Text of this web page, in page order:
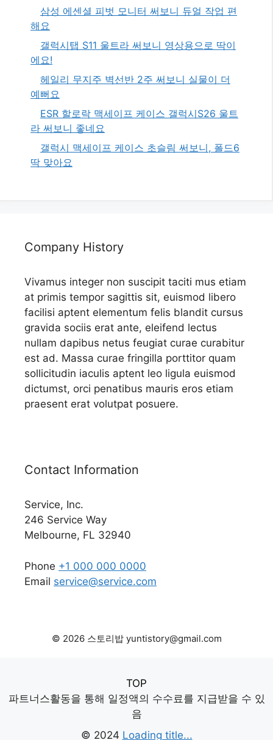
삼성 에센셜 피벗 모니터 써보니 듀얼 작업 편
해요
갤럭시탭 S11 울트라 써보니 영상용으로 딱이
에요!
헤일리 무지주 벽선반 2주 써보니 실물이 더
예뻐요
ESR 할로락 맥세이프 케이스 갤럭시S26 울트
라 써보니 좋네요
갤럭시 맥세이프 케이스 초슬림 써보니, 폴드6
딱 맞아요
Company History
Vivamus integer non suscipit taciti mus etiam
at primis tempor sagittis sit, euismod libero
facilisi aptent elementum felis blandit cursus
gravida sociis erat ante, eleifend lectus
nullam dapibus netus feugiat curae curabitur
est ad. Massa curae fringilla porttitor quam
sollicitudin iaculis aptent leo ligula euismod
dictumst, orci penatibus mauris eros etiam
praesent erat volutpat posuere.
Contact Information
Service, Inc.
246 Service Way
Melbourne, FL 32940
Phone +1 000 000 0000
Email service@service.com
© 2026 스토리밥 yuntistory@gmail.com
TOP
파트너스활동을 통해 일정액의 수수료를 지급받을 수 있
음
© 2024 Loading title...